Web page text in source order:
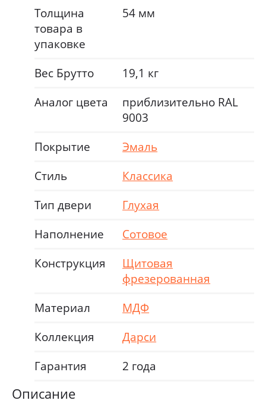
Толщина
товара в
упаковке
54 мм
Вес Брутто
19,1 кг
Аналог цвета
приблизительно RAL
9003
Покрытие
Эмаль
Стиль
Классика
Тип двери
Глухая
Наполнение
Сотовое
Конструкция
Щитовая
фрезерованная
Материал
МДФ
Коллекция
Дарси
Гарантия
2 года
Описание